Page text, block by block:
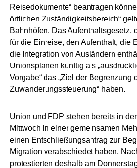
Reisedokumente“ beantragen
örtlichen Zuständigkeitsbereich“
Bahnhöfen. Das Aufenthaltsgesetz,
für die Einreise, den Aufenthalt, die
die Integration von Ausländern
Unionsplänen künftig als
Vorgabe“ das „Ziel der Begrenzung
Zuwanderungssteuerung“ haben.
Union und FDP stehen bereits in
Mittwoch in einer gemeinsamen
einen Entschließungsantrag zur
Migration verabschiedet haben.
protestierten deshalb am